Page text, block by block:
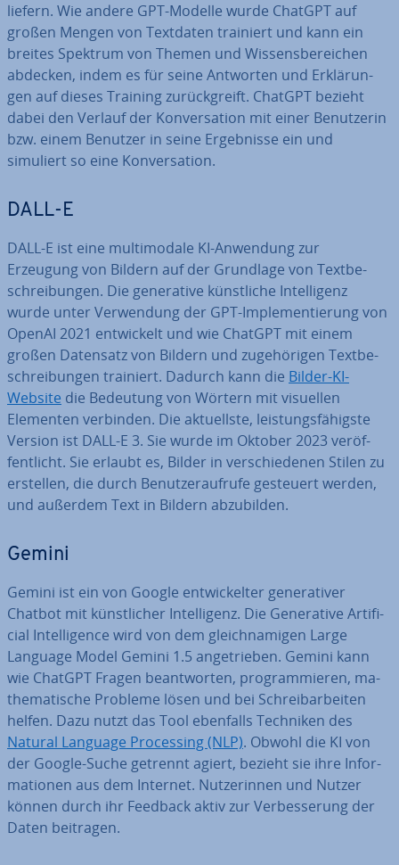
liefern. Wie andere GPT-Modelle wurde ChatGPT auf
großen Mengen von Textdaten trainiert und kann ein
breites Spektrum von Themen und Wis­sens­be­rei­chen
abdecken, indem es für seine Antworten und Er­klä­run­
gen auf dieses Training zu­rück­greift. ChatGPT bezieht
dabei den Verlauf der Kon­ver­sa­ti­on mit einer Be­nut­ze­rin
bzw. einem Benutzer in seine Er­geb­nis­se ein und
simuliert so eine Kon­ver­sa­ti­on.
DALL-E
DALL-E ist eine mul­ti­mo­da­le KI-Anwendung zur
Erzeugung von Bildern auf der Grundlage von Text­be­
schrei­bun­gen. Die ge­ne­ra­ti­ve künst­li­che In­tel­li­genz
wurde unter Ver­wen­dung der GPT-Im­ple­men­tie­rung von
OpenAI 2021 ent­wi­ckelt und wie ChatGPT mit einem
großen Datensatz von Bildern und zu­ge­hö­ri­gen Text­be­
schrei­bun­gen trainiert. Dadurch kann die Bilder-KI-
Website die Bedeutung von Wörtern mit visuellen
Elementen verbinden. Die ak­tu­ells­te, leis­tungs­fä­higs­te
Version ist DALL-E 3. Sie wurde im Oktober 2023 ver­öf­
fent­licht. Sie erlaubt es, Bilder in ver­schie­de­nen Stilen zu
erstellen, die durch Be­nut­zer­auf­ru­fe gesteuert werden,
und außerdem Text in Bildern ab­zu­bil­den.
Gemini
Gemini ist ein von Google ent­wi­ckel­ter ge­ne­ra­ti­ver
Chatbot mit künst­li­cher In­tel­li­genz. Die Ge­ne­ra­ti­ve Ar­ti­fi­
ci­al In­tel­li­gence wird von dem gleich­na­mi­gen Large
Language Model Gemini 1.5 an­ge­trie­ben. Gemini kann
wie ChatGPT Fragen be­ant­wor­ten, pro­gram­mie­ren, ma­
the­ma­ti­sche Probleme lösen und bei Schreib­ar­bei­ten
helfen. Dazu nutzt das Tool ebenfalls Techniken des
Natural Language Pro­ces­sing (NLP). Obwohl die KI von
der Google-Suche getrennt agiert, bezieht sie ihre In­for­
ma­tio­nen aus dem Internet. Nut­ze­rin­nen und Nutzer
können durch ihr Feedback aktiv zur Ver­bes­se­rung der
Daten beitragen.